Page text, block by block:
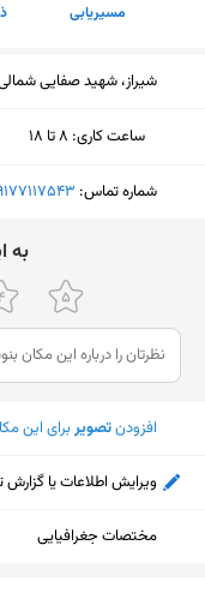
مسیریابی
شیراز، شهید صفایی
ساعت کاری: ۸ تا ۱۸
یکشنبه (امروز)
چهارشنبه
پنجشنبه
جمعه
شنبه
شماره تماس:
ﺑﻪ
افزودنتصویربرای این
ویرایش اطلاعات یا
مختصات جغرافیایی